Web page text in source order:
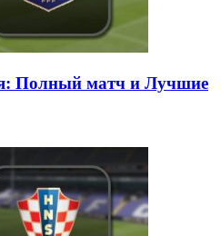
Полный матч и Лучшие